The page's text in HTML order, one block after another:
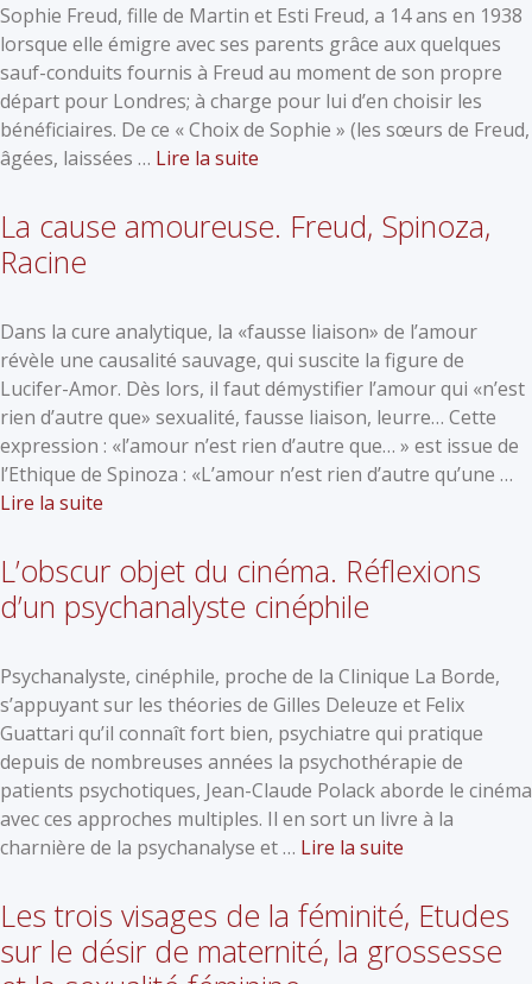
Sophie Freud, fille de Martin et Esti Freud, a 14 ans en 1938
lorsque elle émigre avec ses parents grâce aux quelques
sauf-conduits fournis à Freud au moment de son propre
départ pour Londres; à charge pour lui d’en choisir les
bénéficiaires. De ce « Choix de Sophie » (les sœurs de Freud,
âgées, laissées … Lire la suite
La cause amoureuse. Freud, Spinoza,
Racine
Dans la cure analytique, la «fausse liaison» de l’amour
révèle une causalité sauvage, qui suscite la figure de
Lucifer-Amor. Dès lors, il faut démystifier l’amour qui «n’est
rien d’autre que» sexualité, fausse liaison, leurre… Cette
expression : «l’amour n’est rien d’autre que… » est issue de
l’Ethique de Spinoza : «L’amour n’est rien d’autre qu’une …
Lire la suite
L’obscur objet du cinéma. Réflexions
d’un psychanalyste cinéphile
Psychanalyste, cinéphile, proche de la Clinique La Borde,
s’appuyant sur les théories de Gilles Deleuze et Felix
Guattari qu’il connaît fort bien, psychiatre qui pratique
depuis de nombreuses années la psychothérapie de
patients psychotiques, Jean-Claude Polack aborde le cinéma
avec ces approches multiples. Il en sort un livre à la
charnière de la psychanalyse et … Lire la suite
Les trois visages de la féminité, Etudes
sur le désir de maternité, la grossesse